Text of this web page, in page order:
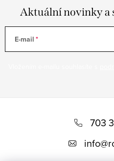
Aktuální novinky a
E-mail
703
info@